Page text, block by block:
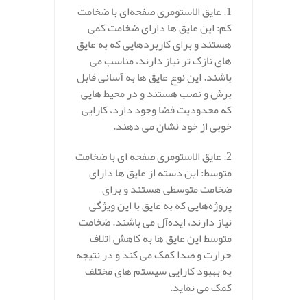
1. عایق‌ الاستومری صفحه‌ای با ضخامت
کم: این عایق‌ ها دارای ضخامت کمی
هستند و برای کاربردهایی که به عایق‌
های نازک‌ تر نیاز دارند، مناسب می‌
باشند. این نوع عایق‌ ها به آسانی قابل
برش و نصب هستند و در محیط‌ هایی
که محدودیت فضا وجود دارد، کارایی
خوبی از خود نشان می‌ دهند.
2. عایق‌ الاستومری صفحه‌ ای با ضخامت
متوسط: این دسته از عایق‌ ها دارای
ضخامت متوسطی هستند و برای
پروژه‌هایی که به عایق با این ویژگی
نیاز دارند، ایده‌آل می‌ باشند. ضخامت
متوسط این عایق‌ ها به کاهش اتلاف
حرارت و صدا کمک می‌ کند و در نتیجه
به بهبود کارایی سیستم‌ های مختلف
کمک می‌ نماید.